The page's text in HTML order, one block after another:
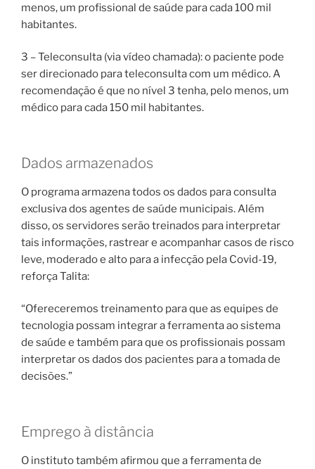
menos, um profissional de saúde para cada 100 mil
habitantes.
3 – Teleconsulta (via vídeo chamada): o paciente pode
ser direcionado para teleconsulta com um médico. A
recomendação é que no nível 3 tenha, pelo menos, um
médico para cada 150 mil habitantes.
Dados armazenados
O programa armazena todos os dados para consulta
exclusiva dos agentes de saúde municipais. Além
disso, os servidores serão treinados para interpretar
tais informações, rastrear e acompanhar casos de risco
leve, moderado e alto para a infecção pela Covid-19,
reforça Talita:
“Ofereceremos treinamento para que as equipes de
tecnologia possam integrar a ferramenta ao sistema
de saúde e também para que os profissionais possam
interpretar os dados dos pacientes para a tomada de
decisões.”
Emprego à distância
O instituto também afirmou que a ferramenta de